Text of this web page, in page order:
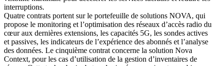
interruptions.
Quatre contrats portent sur le portefeuille de solutions NOVA, qui
propose le monitoring et l’optimisation des réseaux d’accès radio du
cœur aux dernières extensions, les capacités 5G, les sondes actives
et passives, les indicateurs de l’expérience des abonnés et l’analyse
des données. Le cinquième contrat concerne la solution Nova
Context, pour les cas d’utilisation de la gestion d’inventaires de